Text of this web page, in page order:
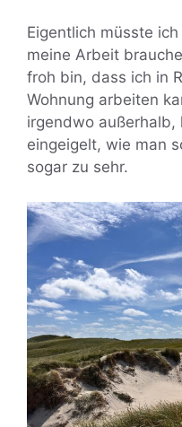
Eigentlich müsste
meine Arbeit
froh bin, dass ich in
Wohnung arbeiten
irgendwo außerhalb,
eingeigelt, wie man
sogar zu sehr.